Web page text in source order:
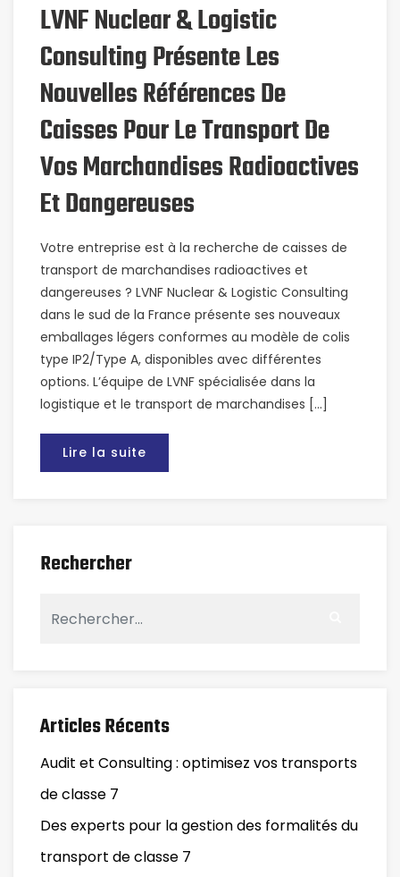
LVNF Nuclear & Logistic
Consulting Présente Les
Nouvelles Références De
Caisses Pour Le Transport De
Vos Marchandises Radioactives
Et Dangereuses
Votre entreprise est à la recherche de caisses de
transport de marchandises radioactives et
dangereuses ? LVNF Nuclear & Logistic Consulting
dans le sud de la France présente ses nouveaux
emballages légers conformes au modèle de colis
type IP2/Type A, disponibles avec différentes
options. L’équipe de LVNF spécialisée dans la
logistique et le transport de marchandises […]
Lire la suite
Rechercher
Articles Récents
Audit et Consulting : optimisez vos transports
de classe 7
Des experts pour la gestion des formalités du
transport de classe 7